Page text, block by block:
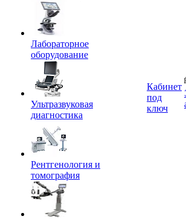
Лабораторное
оборудование
Ультразвуковая
диагностика
Рентгенология и
томография
Кабинет
под
ключ